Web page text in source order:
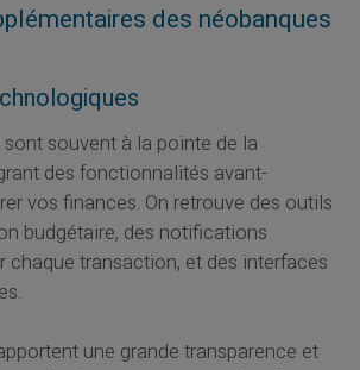
des néobanques
sont souvent à la pointe de la
des fonctionnalités avant-
vos finances. On retrouve des outils
budgétaire, des notifications
chaque transaction, et des interfaces
une grande transparence et